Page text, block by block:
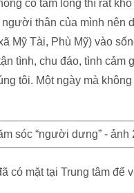
có tấm lòng thì rất
thân của mình nên
Mỹ Tài, Phù Mỹ) vào
tình, chu đáo, tình
tôi. Một ngày mà
có mặt tại Trung tâm để